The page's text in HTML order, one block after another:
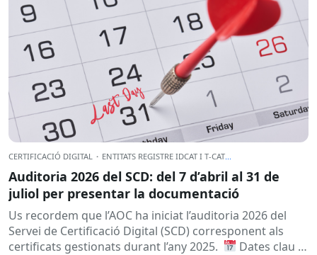
CERTIFICACIÓ DIGITAL · ENTITATS REGISTRE IDCAT I T-CAT
Auditoria 2026 del SCD: del 7 d’abril al 31 de
juliol per presentar la documentació
Us recordem que l’AOC ha iniciat l’auditoria 2026 del
Servei de Certificació Digital (SCD) corresponent als
certificats gestionats durant l’any 2025.
Dates clau